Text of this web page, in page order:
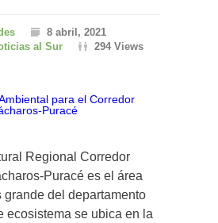
8 abril, 2021
al Sur
294 Views
Regional Corredor
Puracé es el área
grande del departamento
ecosistema se ubica en la